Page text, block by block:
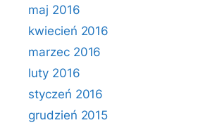
maj 2016
kwiecień 2016
marzec 2016
luty 2016
styczeń 2016
grudzień 2015